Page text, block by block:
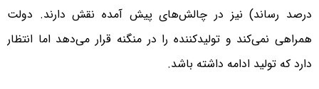
درصد رساند) نیز در چالش‌های پیش آمده نقش دارند. دولت
همراهی نمی‌کند و تولیدکننده را در منگنه قرار می‌دهد اما انتظار
دارد که تولید ادامه داشته باشد.